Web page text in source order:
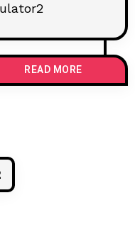
READ MORE